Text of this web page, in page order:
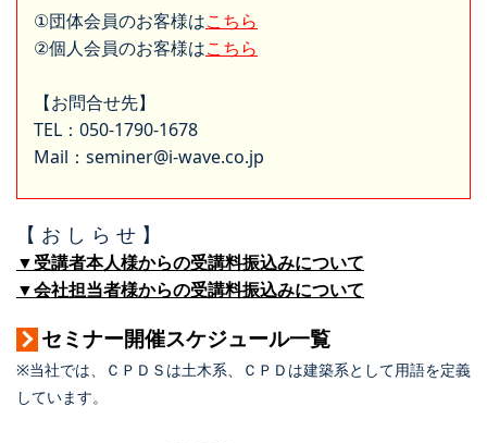
①団体会員のお客様はこちら
②個人会員のお客様はこちら
【お問合せ先】
TEL：050-1790-1678
Mail：seminer@i-wave.co.jp
【 お し ら せ 】
▼受講者本人様からの受講料振込みについて
▼会社担当者様からの受講料振込みについて
セミナー開催スケジュール一覧
※当社では、ＣＰＤＳは土木系、ＣＰＤは建築系として用語を定義
しています。